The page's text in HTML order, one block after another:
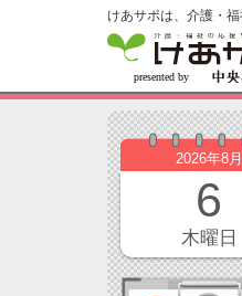
けあサポは、介護・
2026年8月
6
木曜日